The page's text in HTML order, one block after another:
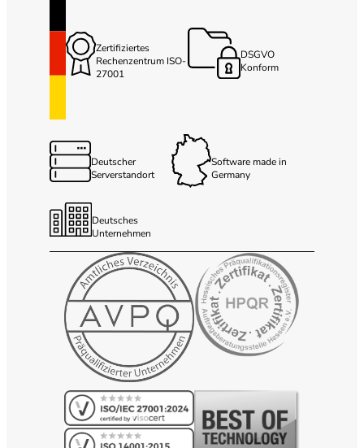
Zertifiziertes
Rechenzentrum ISO-
27001
DSGVO
Konform
Deutscher
Serverstandort
Software made in
Germany
Deutsches
Unternehmen